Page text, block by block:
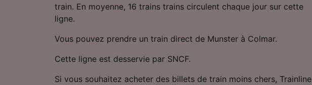
train. En moyenne, 16 trains trains circulent chaque jour sur cette
ligne.
Vous pouvez prendre un train direct de Munster à Colmar.
Cette ligne est desservie par SNCF.
Si vous souhaitez acheter des billets de train moins chers, Trainline